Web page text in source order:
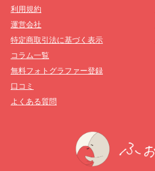
利用規約
運営会社
特定商取引法に基づく表示
コラム一覧
無料フォトグラファー登録
口コミ
よくある質問